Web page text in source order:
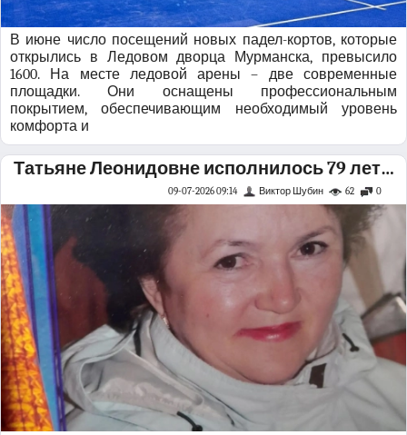
В июне число посещений новых падел-кортов, которые
открылись в Ледовом дворца Мурманска, превысило
1600. На месте ледовой арены – две современные
площадки. Они оснащены профессиональным
покрытием, обеспечивающим необходимый уровень
комфорта и
Татьяне Леонидовне исполнилось 79 лет…
0
62
Виктор Шубин
09-07-2026 09:14